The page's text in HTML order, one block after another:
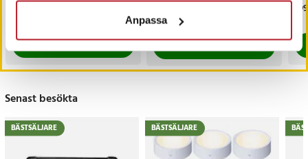
Anpassa
I lager, levereras inom 1-2 vardagar89 kr Tidigare pris
I lager, levereras inom 1-2 vardagar
Senast besökta
BÄSTSÄLJARE BÄSTSÄLJARE